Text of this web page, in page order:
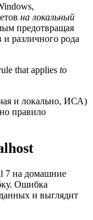
на локальный
предотвращая
различного рода
that applies to
и локально, ИСА)
правило
7 на домашние
Ошибка
и выглядит